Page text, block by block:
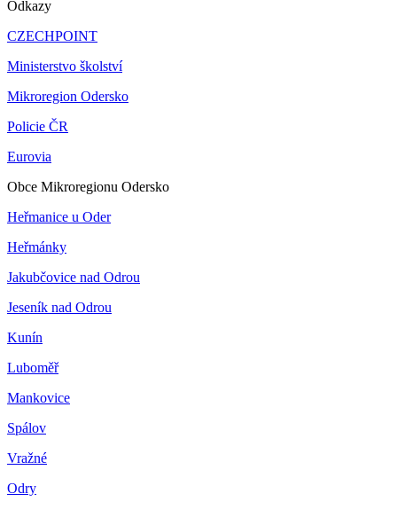
Odkazy
CZECHPOINT
Ministerstvo školství
Mikroregion Odersko
Policie ČR
Eurovia
Obce Mikroregionu Odersko
Heřmanice u Oder
Heřmánky
Jakubčovice nad Odrou
Jeseník nad Odrou
Kunín
Luboměř
Mankovice
Spálov
Vražné
Odry